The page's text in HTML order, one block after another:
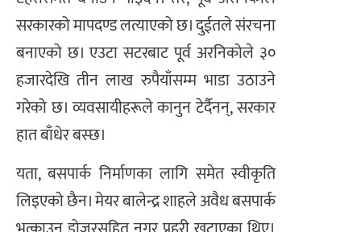
सरकारको मापदण्ड लत्याएको छ। दुईतले संरचना
बनाएको छ। एउटा सटरबाट पूर्व अरनिकोले ३०
हजारदेखि तीन लाख रुपैयाँसम्म भाडा उठाउने
गरेको छ। व्यवसायीहरूले कानुन टेर्दैनन्, सरकार
हात बाँधेर बस्छ।
यता, बसपार्क निर्माणका लागि समेत स्वीकृति
लिइएको छैन। मेयर बालेन्द्र शाहले अवैध बसपार्क